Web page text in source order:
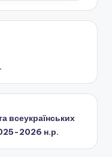
всеукраїнських
2026 н.р.